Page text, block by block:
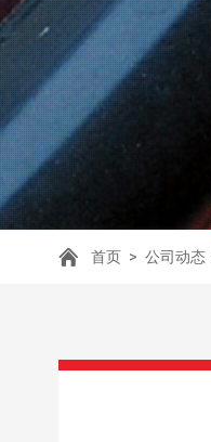
首页 > 公司动态